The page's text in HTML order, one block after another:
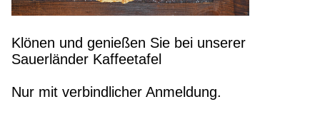
Klönen und genießen Sie bei unserer
Sauerländer Kaffeetafel
Nur mit verbindlicher Anmeldung.